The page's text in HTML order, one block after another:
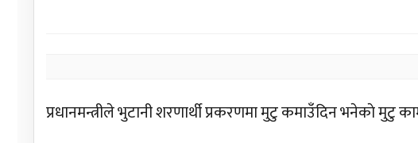
प्रधानमन्त्रीले भुटानी शरणार्थी प्रकरणमा मुटु कमाउँदिन भनेकाे मुटु